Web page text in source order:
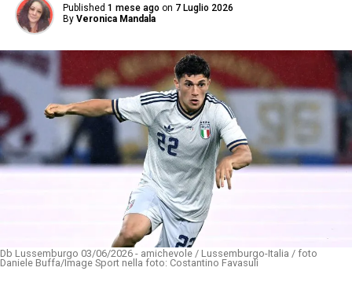
Published 1 mese ago on 7 Luglio 2026
By Veronica Mandala
Db Lussemburgo 03/06/2026 - amichevole / Lussemburgo-Italia / foto
Daniele Buffa/Image Sport nella foto: Costantino Favasuli